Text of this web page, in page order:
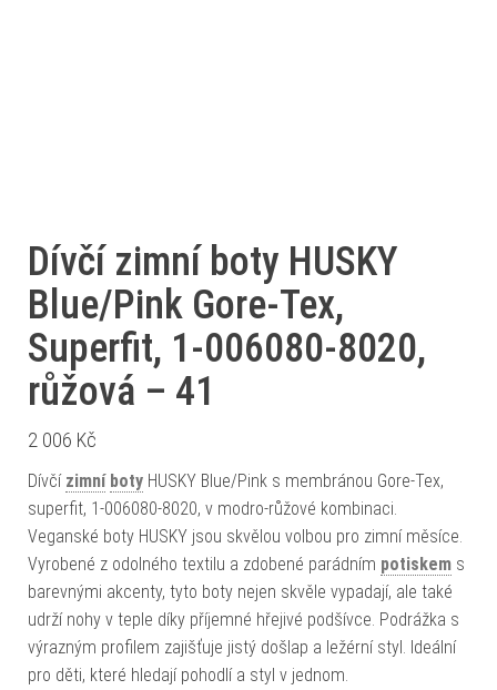
Dívčí zimní boty HUSKY
Blue/Pink Gore-Tex,
Superfit, 1-006080-8020,
růžová – 41
2 006 Kč
Dívčí zimní boty HUSKY Blue/Pink s membránou Gore-Tex,
superfit, 1-006080-8020, v modro-růžové kombinaci.
Veganské boty HUSKY jsou skvělou volbou pro zimní měsíce.
Vyrobené z odolného textilu a zdobené parádním potiskem s
barevnými akcenty, tyto boty nejen skvěle vypadají, ale také
udrží nohy v teple díky příjemné hřejivé podšívce. Podrážka s
výrazným profilem zajišťuje jistý došlap a ležérní styl. Ideální
pro děti, které hledají pohodlí a styl v jednom.